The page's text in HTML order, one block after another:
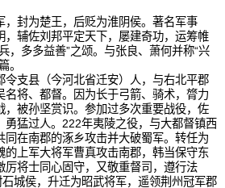
，封为楚王，后贬为淮阴侯。著名军事
，辅佐刘邦平定天下，屡建奇功，运筹帷
，多多益善”之颂。与张良、萧何并称“兴
。
令支县（今河北省迁安）人，与右北平郡
名将、都督。因为长于弓箭、骑术，膂力
，被孙坚赏识。参加过多次重要战役，佐
勇猛过人。222年夷陵之役，与大都督镇西
同在南郡的涿乡攻击并大破蜀军。转任为
的上军大将军曹真攻击南郡，韩当保守东
厉将士同心固守，又敬重督司，遵行法
城侯，升迁为昭武将军，遥领荆州冠军郡